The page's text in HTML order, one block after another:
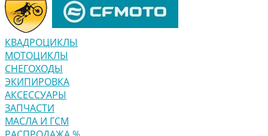
КВАДРОЦИКЛЫ
МОТОЦИКЛЫ
СНЕГОХОДЫ
ЭКИПИРОВКА
АКСЕССУАРЫ
ЗАПЧАСТИ
МАСЛА И ГСМ